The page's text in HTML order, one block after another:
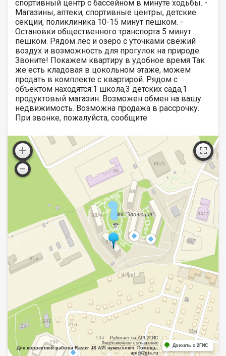
спортивный центр с бассейном в минуте ходьбы. -
Магазины, аптеки, спортивные центры, детские
секции, поликлиника 10-15 минут пешком. -
Остановки общественного транспорта 5 минут
пешком. Рядом лес и озеро с уточками свежий
воздух и возможность для прогулок на природе.
Звоните! Покажем квартиру в удобное время Так
же есть кладовая в цокольном этаже, можем
продать в комплекте с квартирой. Рядом с
объектом находятся:1 школа,3 детских сада,1
продуктовый магазин. Возможен обмен на вашу
недвижимость. Возможна продажа в рассрочку.
При звонке, пожалуйста, сообщите
Работает на API 2ГИС
Лицензионное соглашение
Для корректной работы Raster JS API нужен ключ. Помощь:
api@2gis.ru
Доехать с 2ГИС